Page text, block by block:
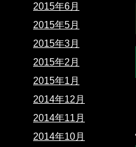
2015年6月
2015年5月
2015年3月
2015年2月
2015年1月
2014年12月
2014年11月
2014年10月